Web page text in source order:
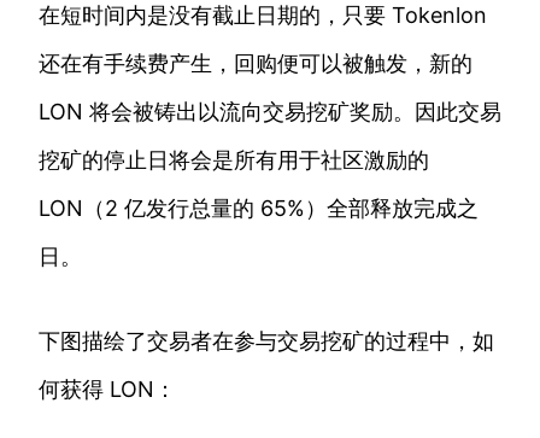
在短时间内是没有截止日期的，只要 Tokenlon
还在有手续费产生，回购便可以被触发，新的
LON 将会被铸出以流向交易挖矿奖励。因此交易
挖矿的停止日将会是所有用于社区激励的
LON（2 亿发行总量的 65%）全部释放完成之
日。
下图描绘了交易者在参与交易挖矿的过程中，如
何获得 LON：